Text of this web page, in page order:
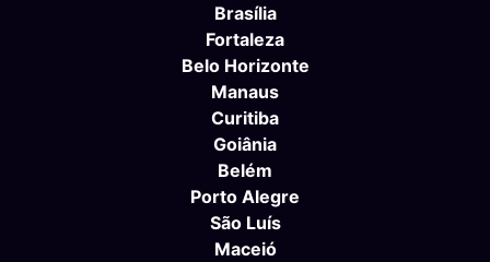
Brasília
Fortaleza
Belo Horizonte
Manaus
Curitiba
Goiânia
Belém
Porto Alegre
São Luís
Maceió